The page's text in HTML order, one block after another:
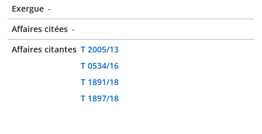
Exergue -
Affaires citées -
Affaires citantes T 2005/13
T 0534/16
T 1891/18
T 1897/18